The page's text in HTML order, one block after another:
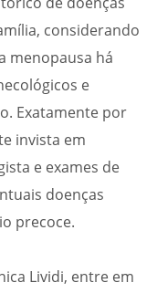
considerando
menopausa há
e
Exatamente por
invista em
e exames de
doenças
precoce.
Lividi, entre em